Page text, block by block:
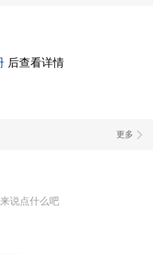
后查看详情
更多
说点什么吧